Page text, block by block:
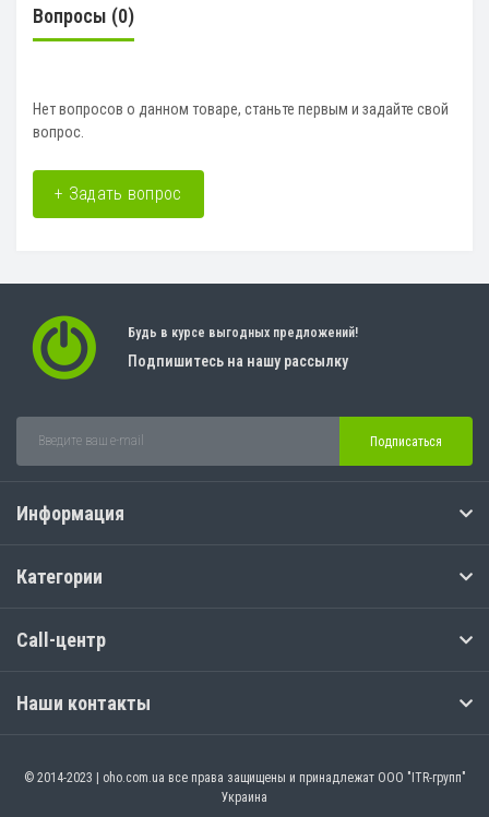
Вопросы (0)
Нет вопросов о данном товаре, станьте первым и задайте свой
вопрос.
+ Задать вопрос
Будь в курсе выгодных предложений!
Подпишитесь на нашу рассылку
Подписаться
Информация
Категории
Call-центр
Наши контакты
© 2014-2023 | oho.com.ua все права защищены и принадлежат ООО "ITR-групп"
Украина